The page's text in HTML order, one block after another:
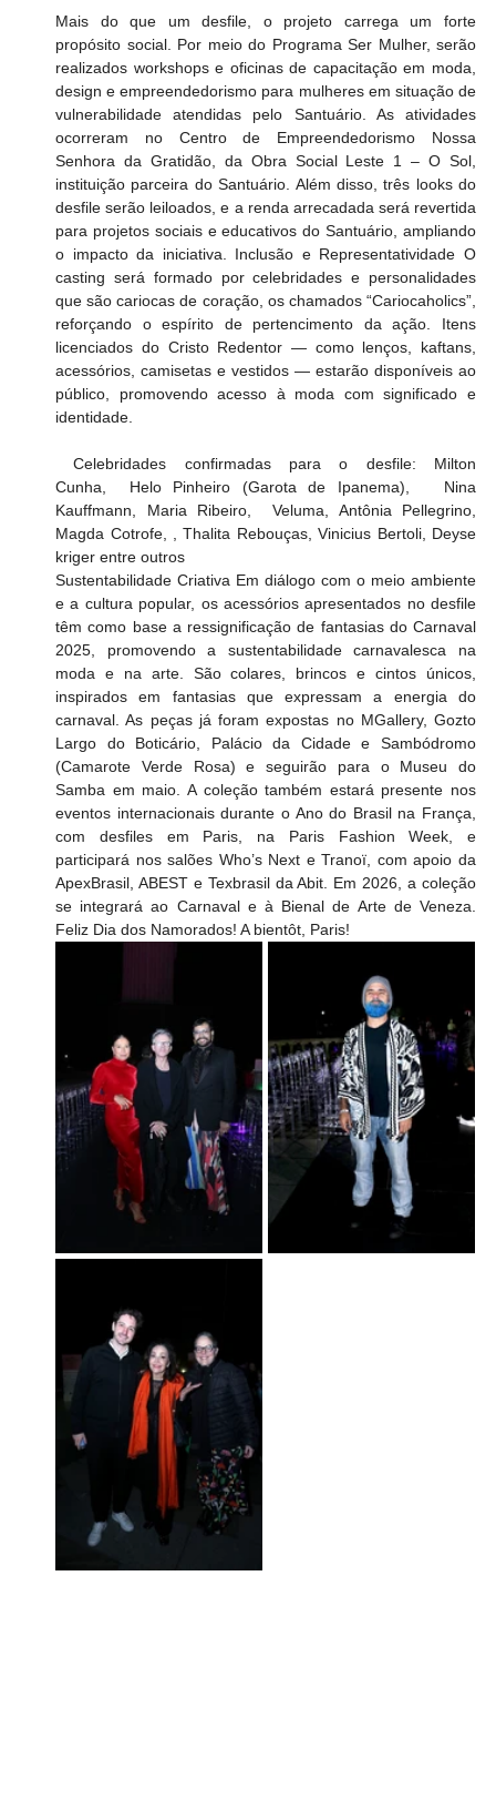
Mais do que um desfile, o projeto carrega um forte
propósito social. Por meio do Programa Ser Mulher, serão
realizados workshops e oficinas de capacitação em moda,
design e empreendedorismo para mulheres em situação de
vulnerabilidade atendidas pelo Santuário. As atividades
ocorreram no Centro de Empreendedorismo Nossa
Senhora da Gratidão, da Obra Social Leste 1 – O Sol,
instituição parceira do Santuário. Além disso, três looks do
desfile serão leiloados, e a renda arrecadada será revertida
para projetos sociais e educativos do Santuário, ampliando
o impacto da iniciativa. Inclusão e Representatividade O
casting será formado por celebridades e personalidades
que são cariocas de coração, os chamados “Cariocaholics”,
reforçando o espírito de pertencimento da ação. Itens
licenciados do Cristo Redentor — como lenços, kaftans,
acessórios, camisetas e vestidos — estarão disponíveis ao
público, promovendo acesso à moda com significado e
identidade.
Celebridades confirmadas para o desfile: Milton
Cunha,  Helo Pinheiro (Garota de Ipanema),   Nina
Kauffmann, Maria Ribeiro,  Veluma, Antônia Pellegrino,
Magda Cotrofe, , Thalita Rebouças, Vinicius Bertoli, Deyse
kriger entre outros
Sustentabilidade Criativa Em diálogo com o meio ambiente
e a cultura popular, os acessórios apresentados no desfile
têm como base a ressignificação de fantasias do Carnaval
2025, promovendo a sustentabilidade carnavalesca na
moda e na arte. São colares, brincos e cintos únicos,
inspirados em fantasias que expressam a energia do
carnaval. As peças já foram expostas no MGallery, Gozto
Largo do Boticário, Palácio da Cidade e Sambódromo
(Camarote Verde Rosa) e seguirão para o Museu do
Samba em maio. A coleção também estará presente nos
eventos internacionais durante o Ano do Brasil na França,
com desfiles em Paris, na Paris Fashion Week, e
participará nos salões Who’s Next e Tranoï, com apoio da
ApexBrasil, ABEST e Texbrasil da Abit. Em 2026, a coleção
se integrará ao Carnaval e à Bienal de Arte de Veneza.
Feliz Dia dos Namorados! A bientôt, Paris!